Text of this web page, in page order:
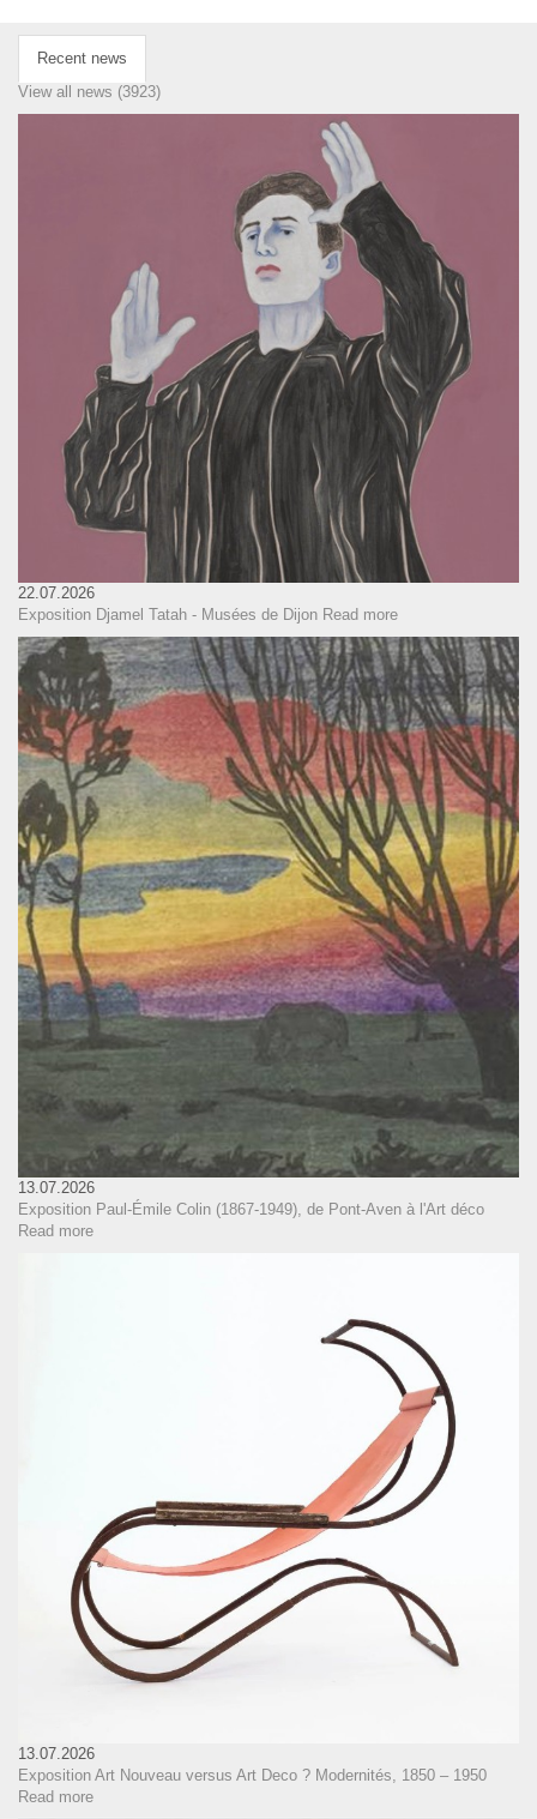
Recent news
View all news (3923)
22.07.2026
Exposition Djamel Tatah - Musées de Dijon Read more
13.07.2026
Exposition Paul-Émile Colin (1867-1949), de Pont-Aven à l'Art déco
Read more
13.07.2026
Exposition Art Nouveau versus Art Deco ? Modernités, 1850 – 1950
Read more